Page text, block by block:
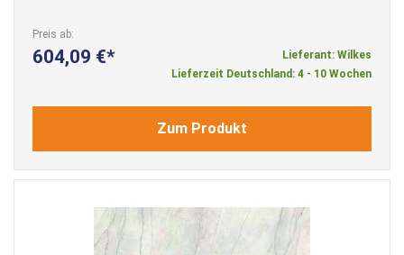
Preis ab
604,09 €
Lieferant: Wilkes
Lieferzeit Deutschland: 4 - 10 Wochen
Zum Produkt